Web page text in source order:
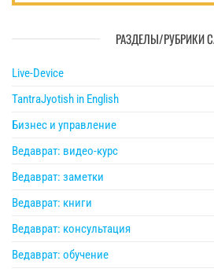
РАЗДЕЛЫ/РУБРИКИ
Live-Device
TantraJyotish in English
Бизнес и управление
Ведаврат: видео-курс
Ведаврат: заметки
Ведаврат: книги
Ведаврат: консультация
Ведаврат: обучение